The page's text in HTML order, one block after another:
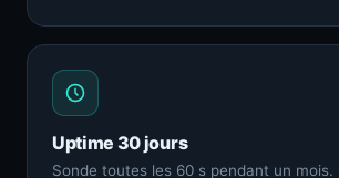
Uptime 30 jours
Sonde toutes les 60 s pendant un mois.